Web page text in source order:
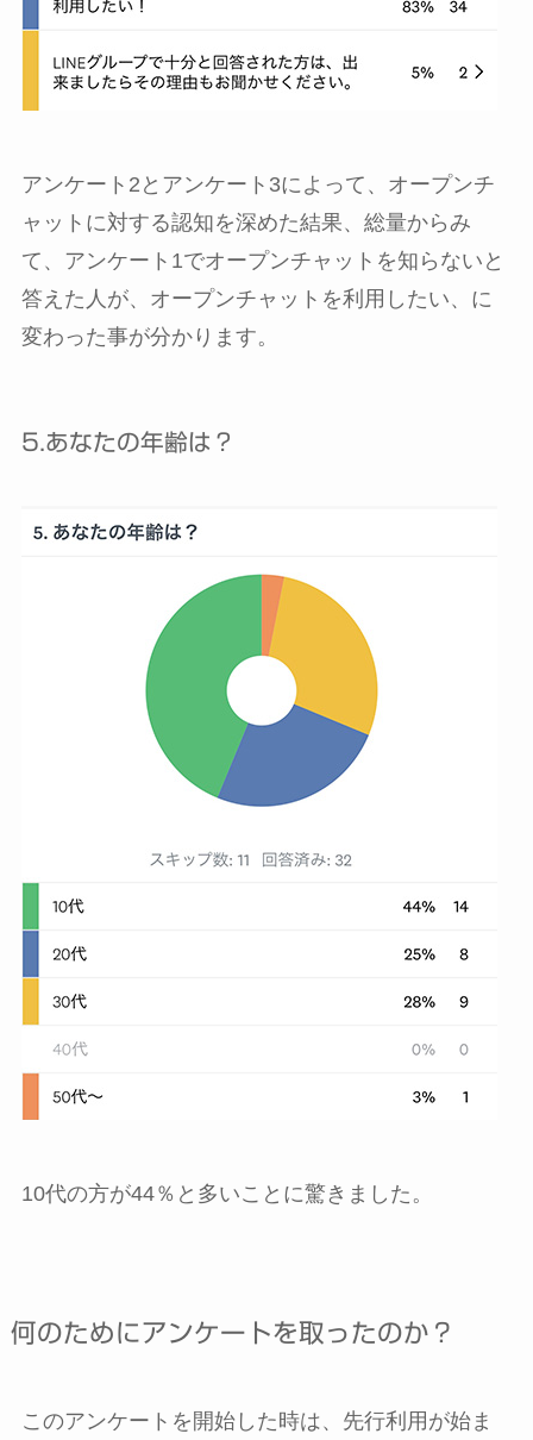
アンケート2とアンケート3によって、オープンチ
ャットに対する認知を深めた結果、総量からみ
て、アンケート1でオープンチャットを知らないと
答えた人が、オープンチャットを利用したい、に
変わった事が分かります。
5.あなたの年齢は？
10代の方が44％と多いことに驚きました。
何のためにアンケートを取ったのか？
このアンケートを開始した時は、先行利用が始ま